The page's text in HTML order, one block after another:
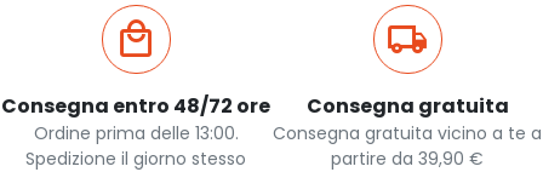
Consegna entro 48/72 ore
Ordine prima delle 13:00.
Spedizione il giorno stesso
Consegna gratuita
Consegna gratuita vicino a te a
partire da 39,90 €